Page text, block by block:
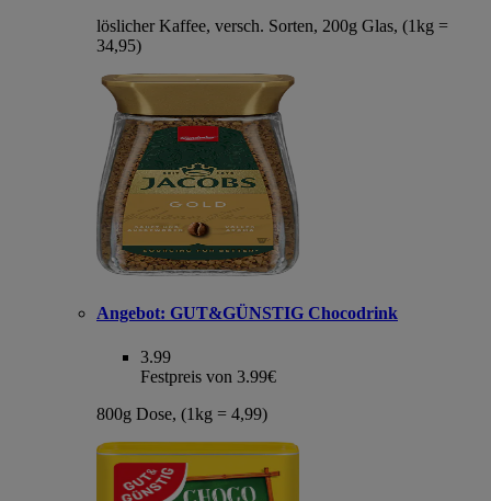
löslicher Kaffee, versch. Sorten, 200g Glas, (1kg =
34,95)
Angebot: GUT&GÜNSTIG Chocodrink
3.99
Festpreis von 3.99€
800g Dose, (1kg = 4,99)